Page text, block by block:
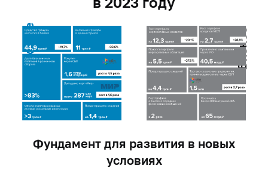
Граждане Бизнес
Фундамент для развития в новых
условиях